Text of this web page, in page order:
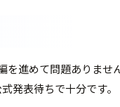
進めて問題ありませ
発表待ちで十分です。